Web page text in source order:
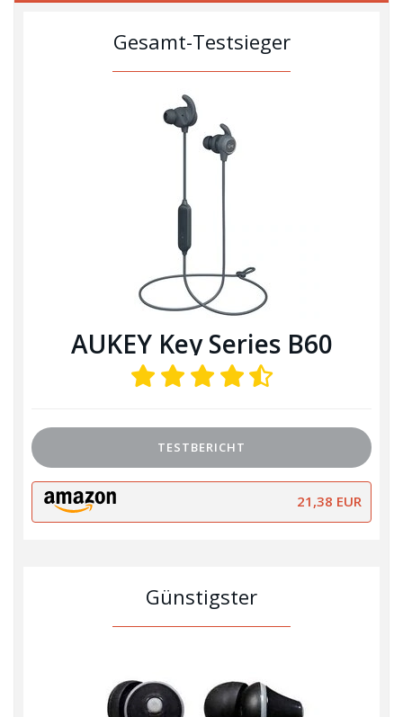
Gesamt-Testsieger
AUKEY Key Series B60
TESTBERICHT
21,38 EUR
Günstigster